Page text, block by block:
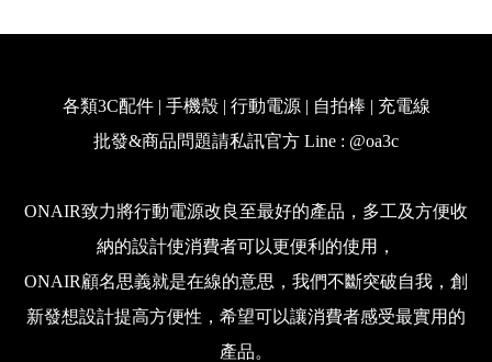
各類3C配件 | 手機殼 | 行動電源 | 自拍棒 | 充電線
批發&商品問題請私訊官方 Line : @oa3c
ONAIR致力將行動電源改良至最好的產品，多工及方便收
納的設計使消費者可以更便利的使用，
ONAIR顧名思義就是在線的意思，我們不斷突破自我，創
新發想設計提高方便性，希望可以讓消費者感受最實用的
產品。